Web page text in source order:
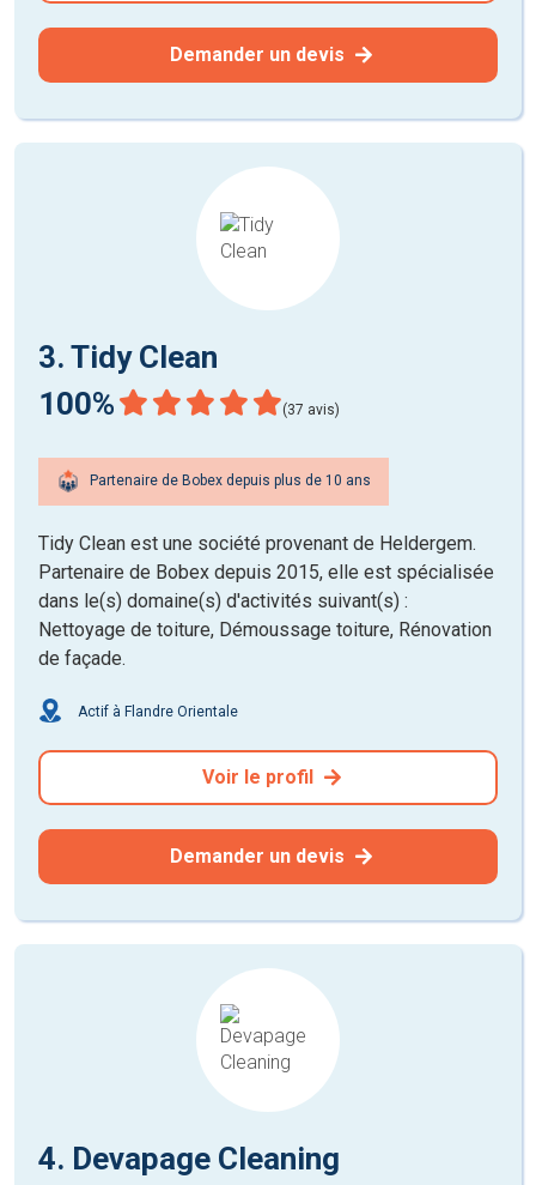
Demander un devis
3. Tidy Clean
100%
(37 avis)
Partenaire de Bobex depuis plus de 10 ans
Tidy Clean est une société provenant de Heldergem.
Partenaire de Bobex depuis 2015, elle est spécialisée
dans le(s) domaine(s) d'activités suivant(s) :
Nettoyage de toiture, Démoussage toiture, Rénovation
de façade.
Actif à Flandre Orientale
Voir le profil
Demander un devis
4. Devapage Cleaning